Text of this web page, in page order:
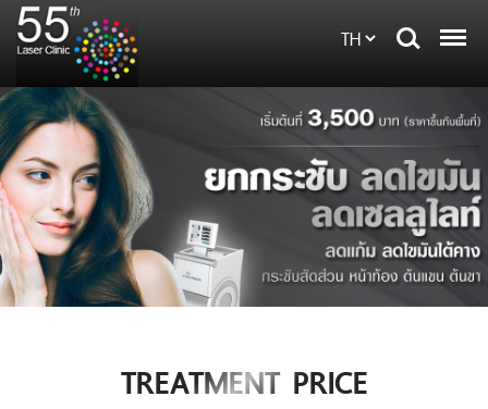
TREATMENT PRICE